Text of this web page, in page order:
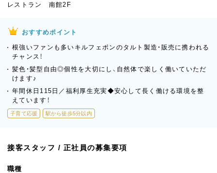
レストラン 南館2F
おすすめポイント
根強いファンも多いキルフェボンのタルト製造・販売に携われる
チャンス！
髪色・髪型自由◎個性を大切にし、自然体で楽しく働いていただ
けます♪
年間休日115日／福利厚生充実◆安心して長く働ける環境を整
えています！
子育て応援 駅から徒歩5分以内
接客スタッフ / 正社員の募集要項
職種